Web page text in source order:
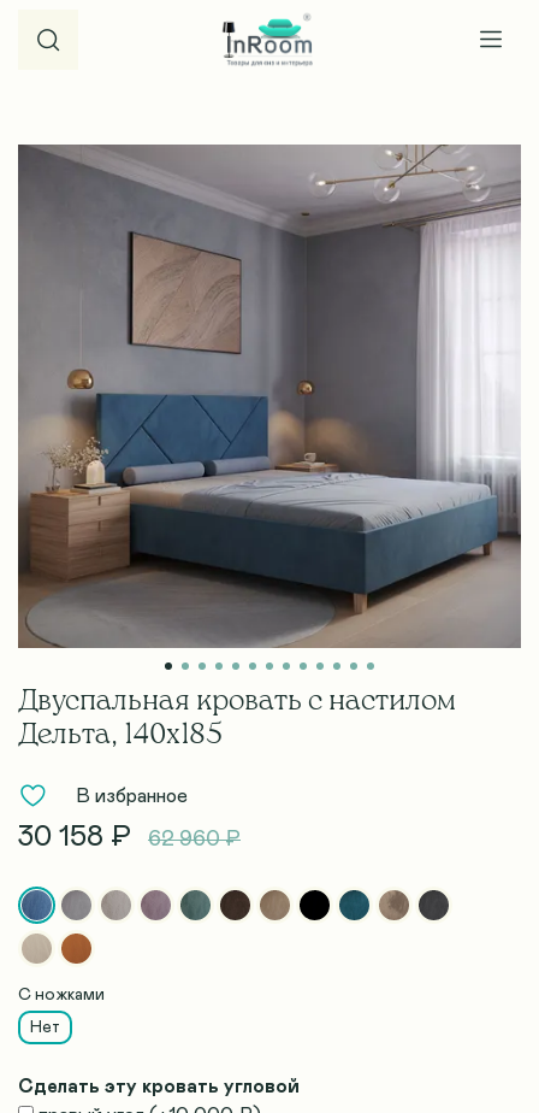
Двуспальная кровать с настилом
Дельта, 140х185
В избранное
30 158 ₽ 62 960 ₽
С ножками
Нет
Сделать эту кровать угловой